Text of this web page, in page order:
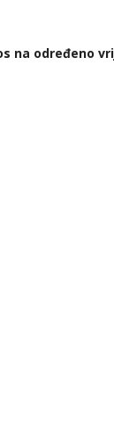
na određeno